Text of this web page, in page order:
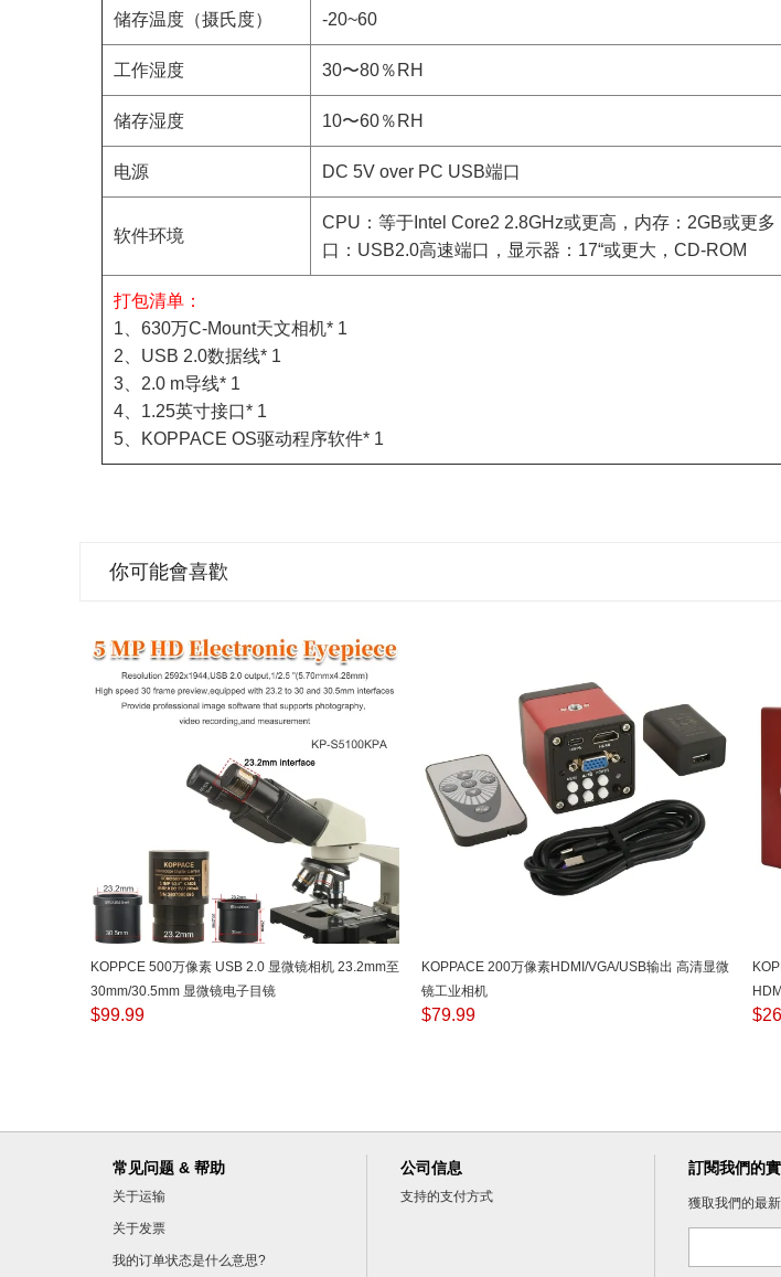
储存温度（摄氏度） -20~60
工作湿度 30〜80％RH
储存湿度 10〜60％RH
电源 DC 5V over PC USB端口
软件环境
CPU：等于Intel Core2 2.8GHz或更高，内存：2GB或更多
口：USB2.0高速端口，显示器：17“或更大，CD-ROM
打包清单：
1、630万C-Mount天文相机* 1
2、USB 2.0数据线* 1
3、2.0 m导线* 1
4、1.25英寸接口* 1
5、KOPPACE OS驱动程序软件* 1
你可能會喜歡
KOPPCE 500万像素 USB 2.0 显微镜相机 23.2mm至
30mm/30.5mm 显微镜电子目镜
$99.99
KOPPACE 200万像素HDMI/VGA/USB输出 高清显微
镜工业相机
$79.99 $
常见问题 & 帮助
关于运输
关于发票
我的订单状态是什么意思?
公司信息
支持的支付方式
訂閱我們的
獲取我們的最